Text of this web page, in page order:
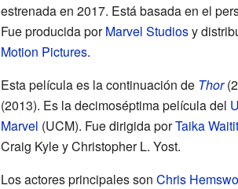
estrenada en 2017. Está basada en el
Fue producida porMarvel Studiosy
Motion Pictures.
Esta película es la continuación de Thor
(2013). Es la decimoséptima película del
Marvel (UCM). Fue dirigida porTaika
Craig Kyle y Christopher L. Yost.
Los actores principales son Chris